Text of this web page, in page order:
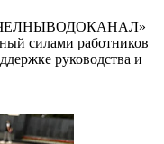
«ЧЕЛНЫВОДОКАНАЛ»
силами работников
руководства и